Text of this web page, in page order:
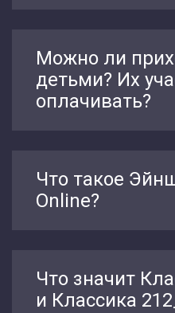
Можно ли
детьми? Их
оплачивать?
Что такое
Online?
Что значит
и Классика